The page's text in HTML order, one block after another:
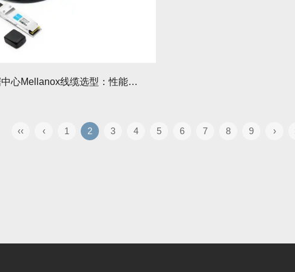
数据中心Mellanox线缆选型：性能与成本平衡！
‹‹ ‹ 1 2 3 4 5 6 7 8 9 ›